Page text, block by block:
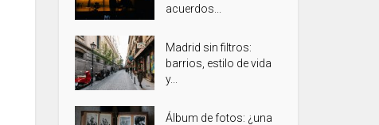
acuerdos...
Madrid sin filtros:
barrios, estilo de vida
y...
Álbum de fotos: ¿una